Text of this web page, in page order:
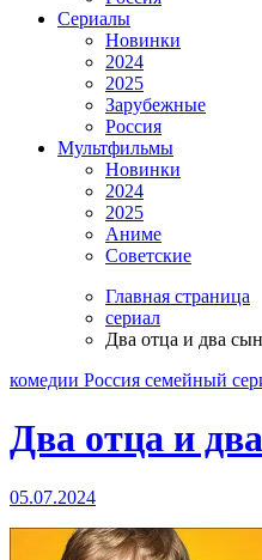
Сериалы
Новинки
2024
2025
Зарубежные
Россия
Мультфильмы
Новинки
2024
2025
Аниме
Советские
Главная страница
сериал
Два отца и два
комедии Россия семейный
Два отца и
05.07.2024